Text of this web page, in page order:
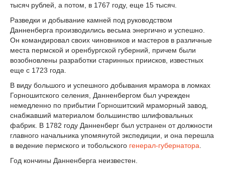
тысяч рублей, а потом, в 1767 году, еще 15 тысяч.
Разведки и добывание камней под руководством
Данненберга производились весьма энергично и успешно.
Он командировал своих чиновников и мастеров в различные
места пермской и оренбургской губерний, причем были
возобновлены разработки старинных приисков, известных
еще с 1723 года.
В виду большого и успешного добывания мрамора в ломках
Горношитского селения, Данненбергом был учрежден
немедленно по прибытии Горношитский мраморный завод,
снабжавший материалом большинство шлифовальных
фабрик. В 1782 году Данненберг был устранен от должности
главного начальника упомянутой экспедиции, и она перешла
в ведение пермского и тобольского генерал-губернатора
Год кончины Данненберга неизвестен.